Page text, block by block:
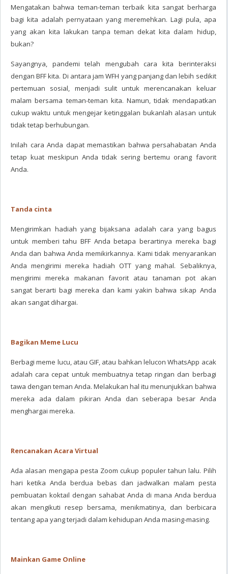
Mengatakan bahwa teman-teman terbaik kita sangat berharga
bagi kita adalah pernyataan yang meremehkan. Lagi pula, apa
yang akan kita lakukan tanpa teman dekat kita dalam hidup,
bukan?
Sayangnya, pandemi telah mengubah cara kita berinteraksi
dengan BFF kita. Di antara jam WFH yang panjang dan lebih sedikit
pertemuan sosial, menjadi sulit untuk merencanakan keluar
malam bersama teman-teman kita. Namun, tidak mendapatkan
cukup waktu untuk mengejar ketinggalan bukanlah alasan untuk
tidak tetap berhubungan.
Inilah cara Anda dapat memastikan bahwa persahabatan Anda
tetap kuat meskipun Anda tidak sering bertemu orang favorit
Anda.
Tanda cinta
Mengirimkan hadiah yang bijaksana adalah cara yang bagus
untuk memberi tahu BFF Anda betapa berartinya mereka bagi
Anda dan bahwa Anda memikirkannya. Kami tidak menyarankan
Anda mengirimi mereka hadiah OTT yang mahal. Sebaliknya,
mengirimi mereka makanan favorit atau tanaman pot akan
sangat berarti bagi mereka dan kami yakin bahwa sikap Anda
akan sangat dihargai.
Bagikan Meme Lucu
Berbagi meme lucu, atau GIF, atau bahkan lelucon WhatsApp acak
adalah cara cepat untuk membuatnya tetap ringan dan berbagi
tawa dengan teman Anda. Melakukan hal itu menunjukkan bahwa
mereka ada dalam pikiran Anda dan seberapa besar Anda
menghargai mereka.
Rencanakan Acara Virtual
Ada alasan mengapa pesta Zoom cukup populer tahun lalu. Pilih
hari ketika Anda berdua bebas dan jadwalkan malam pesta
pembuatan koktail dengan sahabat Anda di mana Anda berdua
akan mengikuti resep bersama, menikmatinya, dan berbicara
tentang apa yang terjadi dalam kehidupan Anda masing-masing.
Mainkan Game Online